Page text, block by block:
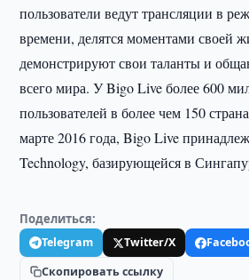
пользователи ведут трансляции в
времени, делятся моментами своей
демонстрируют свои таланты и
всего мира. У Bigo Live более 600
пользователей в более чем 150
марте 2016 года, Bigo Live
Technology, базирующейся в
Поделиться:
Telegram Twitter/X
Скопировать ссылку